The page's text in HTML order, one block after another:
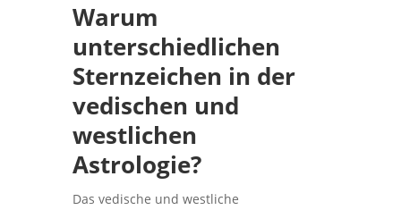
Warum
unterschiedlichen
Sternzeichen in der
vedischen und
westlichen
Astrologie?
Das vedische und westliche